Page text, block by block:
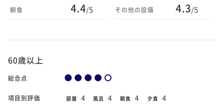
朝食 4.4/5 その他の設備 4.3/5
60歳以上
総合点
項目別評価 部屋 4 風呂 4 朝食 4 夕食 4